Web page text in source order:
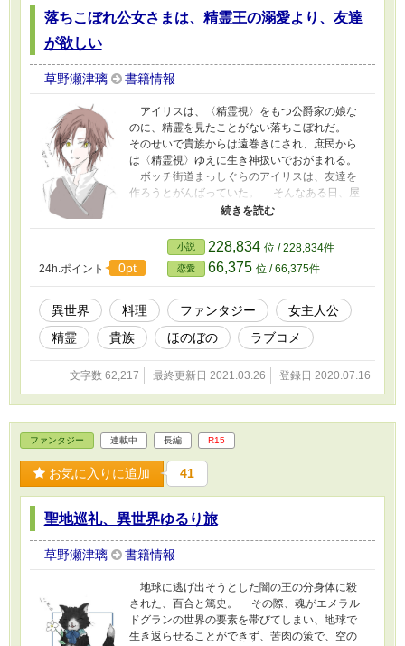
じにしようかなー。 ★1Pが1000～4000字て
把なプロットを作って、遊び心八割で、わりと
ノリで書いてます。 ・2018.6/28 HOT 9位あ
りがとう～。 恋愛 16位ありがとう～。 ・
2019.3/2 四章までの改稿とさしかえを終えま
した。レグルスのいる国をアークライト→ルチ
リアに変更し、一部キャラの出番をひかえめに
したりしました。 予定では大きく変更するつ
もりでしたが、五章を一部に入れて、その続き
で方向転換できると気づいたのでそうします。
・なろうでもまた公開することにしましたが、
落ちこぼれ公女さまは、精霊王の溺愛より、友達
が欲しい
草野瀬津璃 書籍情報
アイリスは、〈精霊視〉をもつ公爵家の娘な
のに、精霊を見たことがない落ちこぼれだ。
そのせいで貴族からは遠巻きにされ、庶民から
は〈精霊視〉ゆえに生き神扱いでおがまれる。
ボッチ街道まっしぐらのアイリスは、友達を
作ろうとがんばっていた。 そんなある日、屋
根裏探検中に、怪しげな箱に入った古いランプ
を見つける。火の精霊王ガーネストが封じられ
ていた。 彼の問題を解決して和解したが、ガ
ーネストは契約者の死を知って落ち込む。 ア
イリスがなぐさめると、なぜか気に入られて、
求婚されてしまった。 いったん保留にして、
数年後。 アイリスの周りには、精霊の友達ば
かりが増えている。 こんなはずではと悩む
中、ガーネストはあいかわらずアイリスに甘
ると知った王家から、結婚の打診が来てしま
のがなくて。 ・1Pは1000～3000字程度です。
24h.ポイント 0pt
小説 228,834 位 / 228,834件
恋愛 66,375 位 / 66,375件
異世界 料理 ファンタジー
女主人公
精霊
貴族 ほのぼの ラブコメ
文字数 62,217 最終更新日 2021.03.26 登録日 2020.07.16
ファンタジー 連載中 長編 R15
お気に入りに追加 41
聖地巡礼、異世界ゆるり旅
草野瀬津璃 書籍情報
地球に逃げ出そうとした闇の王の分身体に殺
された、百合と篤史。 その際、魂がエメラル
ドグランの世界の要素を帯びてしまい、地球で
生き返らせることができず、苦肉の策で、空の